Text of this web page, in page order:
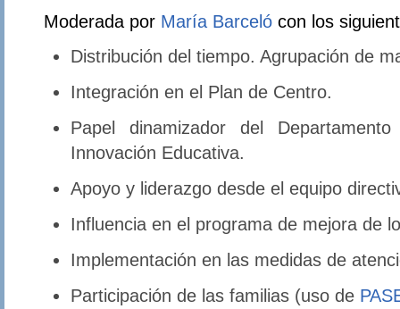
Moderada por María Barcelócon los
Distribución del tiempo. Agrupación de
Integración en el Plan de Centro.
Papel dinamizador del
Innovación Educativa.
Apoyo y liderazgo desde el equipo
Influencia en el programa de mejora de
Implementación en las medidas de
Participación de las familias (uso de